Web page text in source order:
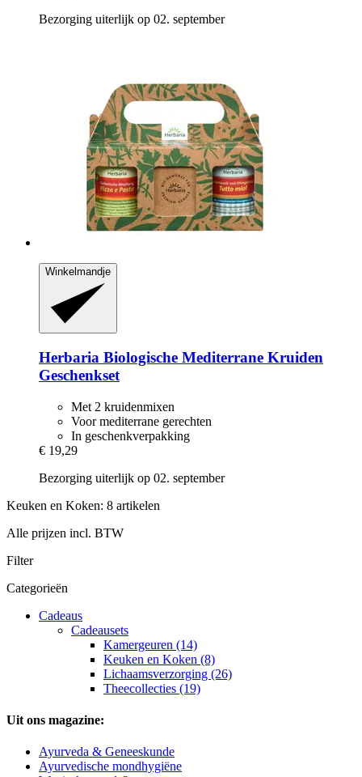
Bezorging uiterlijk op 02. september
Winkelmandje
Herbaria Biologische Mediterrane Kruiden
Geschenkset
Met 2 kruidenmixen
Voor mediterrane gerechten
In geschenkverpakking
€ 19,29
Bezorging uiterlijk op 02. september
Keuken en Koken: 8 artikelen
Alle prijzen incl. BTW
Filter
Categorieën
Cadeaus
Cadeausets
Kamergeuren (14)
Keuken en Koken (8)
Lichaamsverzorging (26)
Theecollecties (19)
Uit ons magazine:
Ayurveda & Geneeskunde
Ayurvedische mondhygiëne